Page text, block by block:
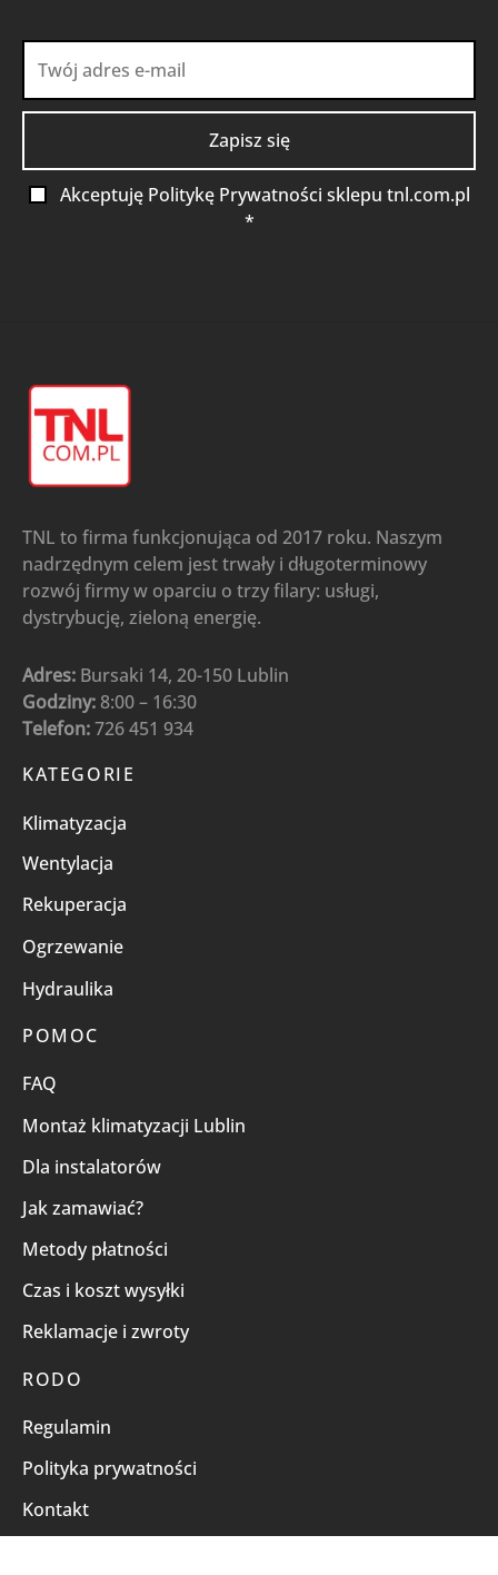
Akceptuję Politykę Prywatności sklepu tnl.com.pl
*
TNL to firma funkcjonująca od 2017 roku. Naszym
nadrzędnym celem jest trwały i długoterminowy
rozwój firmy w oparciu o trzy filary: usługi,
dystrybucję, zieloną energię.
Adres: Bursaki 14, 20-150 Lublin
Godziny: 8:00 – 16:30
Telefon:726 451 934
KATEGORIE
Klimatyzacja
Wentylacja
Rekuperacja
Ogrzewanie
Hydraulika
POMOC
FAQ
Montaż klimatyzacji Lublin
Dla instalatorów
Jak zamawiać?
Metody płatności
Czas i koszt wysyłki
Reklamacje i zwroty
RODO
Regulamin
Polityka prywatności
Kontakt